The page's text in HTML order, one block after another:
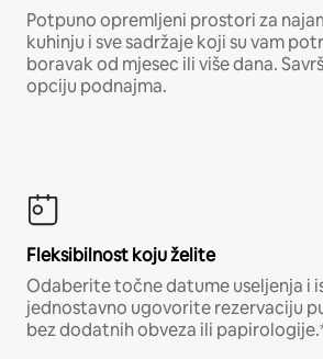
Potpuno opremljeni prostori za
kuhinju i sve sadržaje koji su vam
boravak od mjesec ili više dana.
opciju podnajma.
Fleksibilnost koju želite
Odaberite točne datume useljenja i
jednostavno ugovorite rezervaciju
bez dodatnih obveza ili